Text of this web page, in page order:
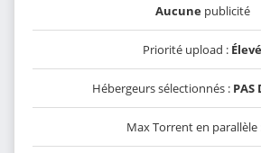
Aucunepublicité
Priorité upload : Élevé
Hébergeurs sélectionnés : PAS
Max Torrent en parallèle